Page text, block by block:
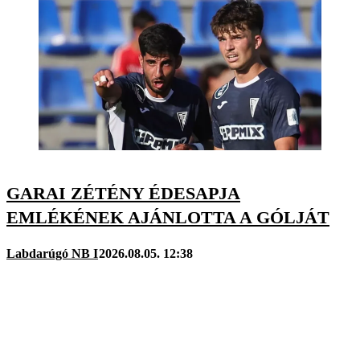
GARAI ZÉTÉNY ÉDESAPJA
EMLÉKÉNEK AJÁNLOTTA A GÓLJÁT
Labdarúgó NB I2026.08.05. 12:38